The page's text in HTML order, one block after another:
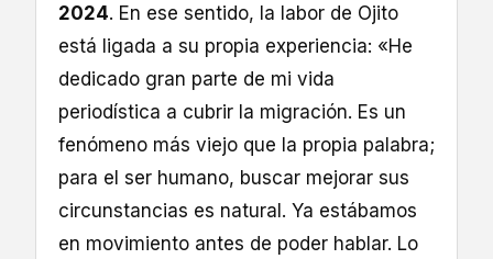
2024. En ese sentido, la labor de Ojito
está ligada a su propia experiencia: «He
dedicado gran parte de mi vida
periodística a cubrir la migración. Es un
fenómeno más viejo que la propia palabra;
para el ser humano, buscar mejorar sus
circunstancias es natural. Ya estábamos
en movimiento antes de poder hablar. Lo